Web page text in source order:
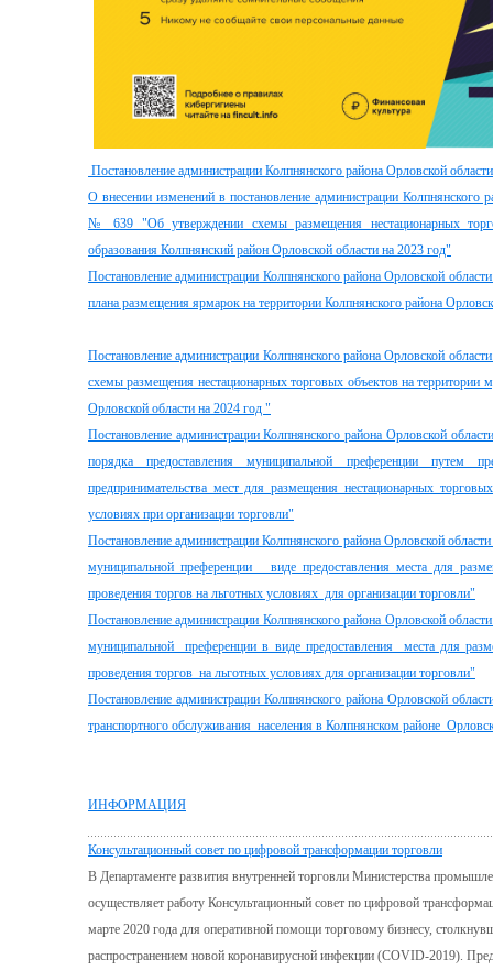
Постановление администрации Колпнянского района Орловской
О внесении изменений в постановление администрации Колпнянского
№ 639 "Об утверждении схемы размещения нестационарных
образования Колпнянский район Орловской области на 2023 год"
Постановление администрации Колпнянского района Орловской
плана размещения ярмарок на территории Колпнянского района
Постановление администрации Колпнянского района Орловской
схемы размещения нестационарных торговых объектов на территории
Орловской области на 2024 год "
Постановление администрации Колпнянского района Орловской
порядка предоставления муниципальной преференции путем
предпринимательства мест для размещения нестационарных
условиях при организации торговли"
Постановление администрации Колпнянского района Орловской
муниципальной преференции виде предоставления места для
проведения торгов на льготных условиях для организации торговли"
Постановление администрации Колпнянского района Орловской
муниципальной преференции в виде предоставления места для
проведения торгов на льготных условиях для организации торговли"
Постановление администрации Колпнянского района Орловской
транспортного обслуживания населения в Колпнянском районе
ИНФОРМАЦИЯ
Консультационный совет по цифровой трансформации торговли
В Департаменте развития внутренней торговли Министерства
осуществляет работу Консультационный совет по цифровой
марте 2020 года для оперативной помощи торговому бизнесу,
распространением новой коронавирусной инфекции (COVID-2019).